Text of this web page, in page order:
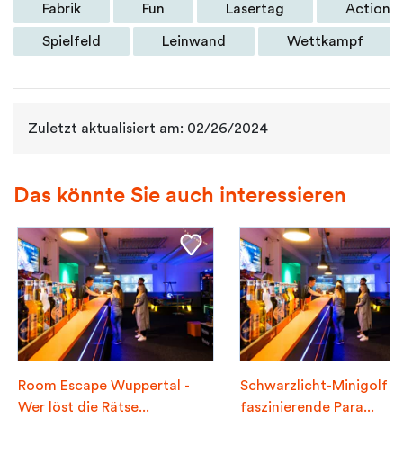
Fabrik Fun Lasertag Action
Spielfeld Leinwand Wettkampf
Zuletzt aktualisiert am: 02/26/2024
Das könnte Sie auch interessieren
Room Escape Wuppertal -
Wer löst die Rätse...
Schwarzlicht-Minigolf -
faszinierende Para...